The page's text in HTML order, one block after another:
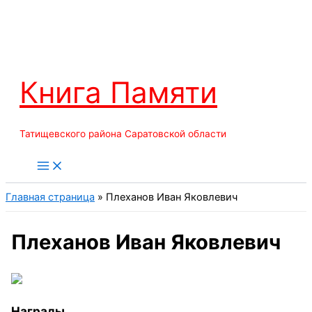
Книга Памяти
Татищевского района Саратовской области
Главная страница » Плеханов Иван Яковлевич
Плеханов Иван Яковлевич